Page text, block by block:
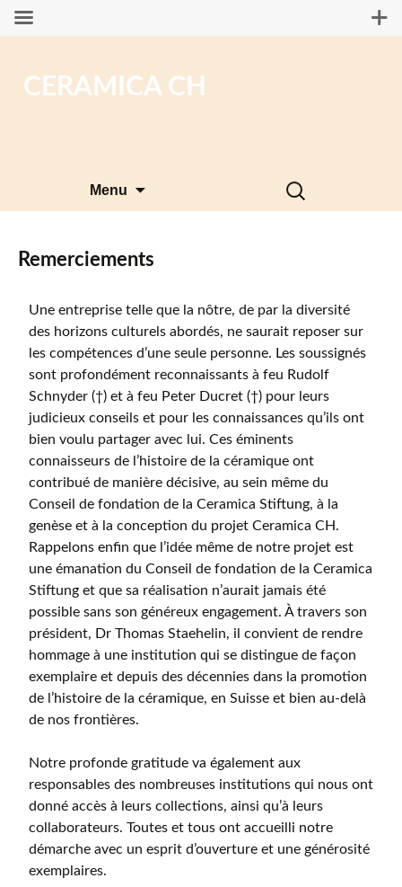
CERAMICA CH
Menu
Rechercher :
Remerciements
Une entreprise telle que la nôtre, de par la diversité
des horizons culturels abordés, ne saurait reposer sur
les compétences d’une seule personne. Les soussignés
sont profondément reconnaissants à feu Rudolf
Schnyder (†) et à feu Peter Ducret (†) pour leurs
judicieux conseils et pour les connaissances qu’ils ont
bien voulu partager avec lui. Ces éminents
connaisseurs de l’histoire de la céramique ont
contribué de manière décisive, au sein même du
Conseil de fondation de la Ceramica Stiftung, à la
genèse et à la conception du projet Ceramica CH.
Rappelons enfin que l’idée même de notre projet est
une émanation du Conseil de fondation de la Ceramica
Stiftung et que sa réalisation n’aurait jamais été
possible sans son généreux engagement. À travers son
président, Dr Thomas Staehelin, il convient de rendre
hommage à une institution qui se distingue de façon
exemplaire et depuis des décennies dans la promotion
de l’histoire de la céramique, en Suisse et bien au-delà
de nos frontières.
Notre profonde gratitude va également aux
responsables des nombreuses institutions qui nous ont
donné accès à leurs collections, ainsi qu’à leurs
collaborateurs. Toutes et tous ont accueilli notre
démarche avec un esprit d’ouverture et une générosité
exemplaires.